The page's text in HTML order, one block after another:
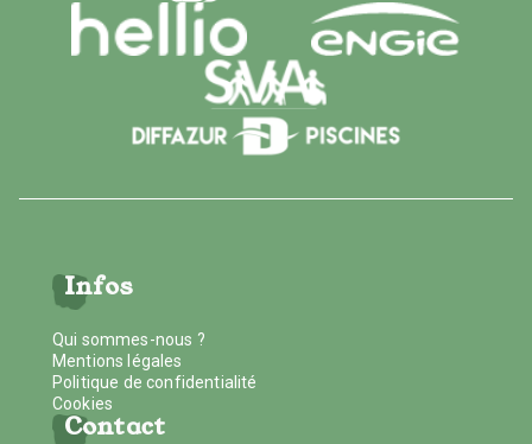
Infos
Qui sommes-nous ?
Mentions légales
Politique de confidentialité
Cookies
Contact